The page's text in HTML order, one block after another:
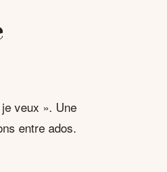
veux ». Une
entre ados.